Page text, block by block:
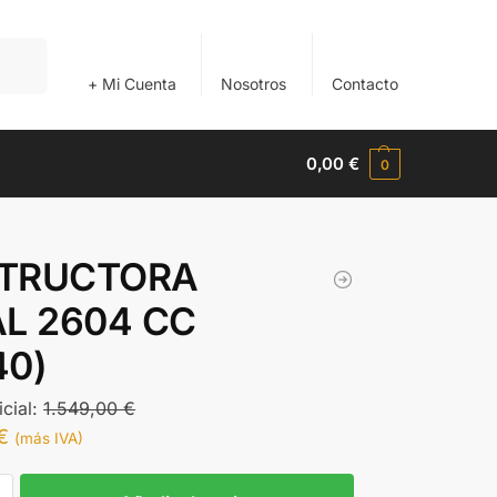
+ Mi Cuenta Nosotros Contacto
0,00€ 0
2604 CC
1.549,00€
(más IVA)